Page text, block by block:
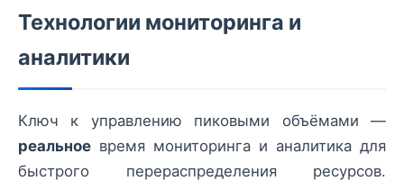
Технологии мониторинга и
аналитики
Ключ к управлению пиковыми объёмами —
реальное время мониторинга и аналитика для
быстрого перераспределения ресурсов.